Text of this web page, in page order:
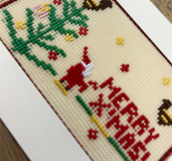
MERRY X‘MAS！（クリスマスカー
¥1,000
SOLD OUT